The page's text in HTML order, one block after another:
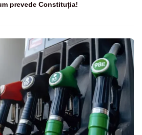
prevede Constituția!